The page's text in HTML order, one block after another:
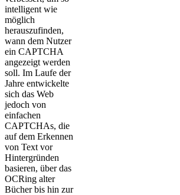
intelligent wie
möglich
herauszufinden,
wann dem Nutzer
ein CAPTCHA
angezeigt werden
soll. Im Laufe der
Jahre entwickelte
sich das Web
jedoch von
einfachen
CAPTCHAs, die
auf dem Erkennen
von Text vor
Hintergründen
basieren, über das
OCRing alter
Bücher bis hin zur